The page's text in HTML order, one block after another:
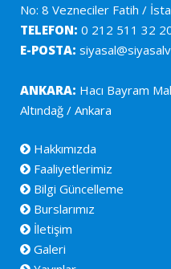
No: 8 Vezneciler Fatih /
TELEFON: 0 212 511 32
E-POSTA:
ANKARA: Hacı Bayram
Altındağ / Ankara
Hakkımızda
Faaliyetlerimiz
Bilgi Güncelleme
Burslarımız
İletişim
Galeri